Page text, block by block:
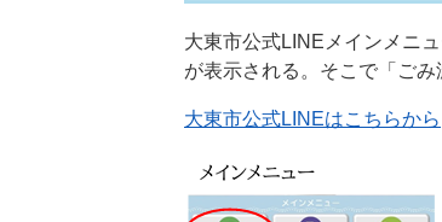
大東市公式LINEメインメニ
が表示される。そこで「ごみ
大東市公式LINEはこちらから